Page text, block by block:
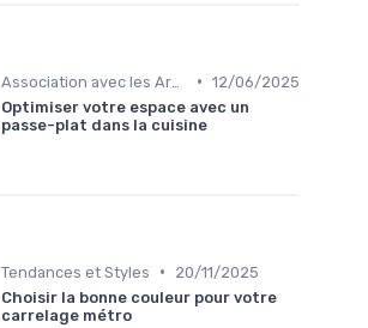
• 12/06/2025
Optimiser votre espace avec un
passe-plat dans la cuisine
Tendances et Styles •
20/11/2025
Choisir la bonne couleur pour votre
carrelage métro